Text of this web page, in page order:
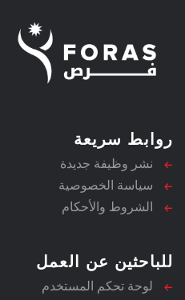
روابط سريعة
نشر وظيفة جديدة
سياسة الخصوصية
الشروط والأحكام
للباحثين عن العمل
لوحة تحكم المستخدم